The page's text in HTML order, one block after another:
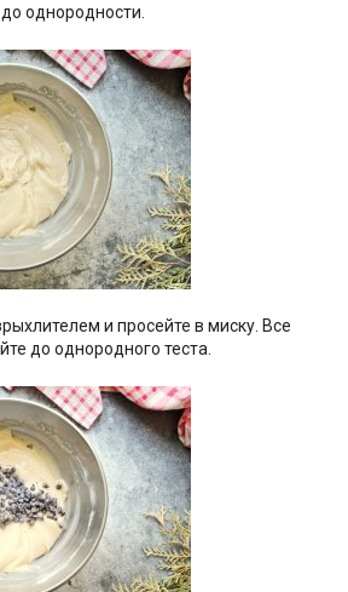
однородности.
и просейте в миску. Все
до однородного теста.